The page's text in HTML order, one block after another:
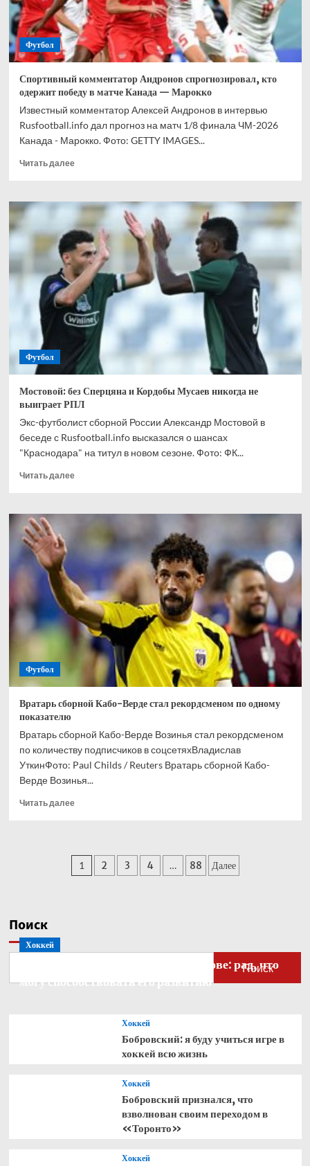
ЧМ-2026
Футбол
Спортивный комментатор Андронов спрогнозировал, кто
одержит победу в матче Канада — Марокко
Известный комментатор Алексей Андронов в интервью
Rusfootball.info дал прогноз на матч 1/8 финала ЧМ-2026
Канада - Марокко. Фото: GETTY IMAGES...
Читать далееПрочитать
Спортивный
комментатор
Андронов
спрогнозировал,
кто
одержит
победу
в
матче
Канада
Марокко
Футбол
Мостовой: без Сперцяна и Кордобы Мусаев никогда не
выиграет РПЛ
Экс-футболист сборной России Александр Мостовой в
беседе с Rusfootball.info высказался о шансах
"Краснодара" на титул в новом сезоне. Фото: ФК...
Читать далееПрочитать
Мостовой:
Сперцяна
Кордобы
Мусаев
никогда
не
выиграет
РПЛ
Футбол
Вратарь сборной Кабо-Верде стал рекордсменом по одному
показателю
Вратарь сборной Кабо-Верде Возинья стал рекордсменом
по количеству подписчиков в соцсетяхВладислав
УткинФото: Paul Childs / Reuters Вратарь сборной Кабо-
Верде Возинья...
Читать далееПрочитать
сборной
Кабо-
Пагинация
1 2 3 4 … 88 Далее
Поиск
Поиск
Хоккей
Бобровский — о голкипере Ахтямове: рад, что
могу способствовать его развитию
Хоккей
Бобровский: я буду учиться игре в
хоккей всю жизнь
Хоккей
Бобровский признался, что
взволнован своим переходом в
«Торонто»
Хоккей